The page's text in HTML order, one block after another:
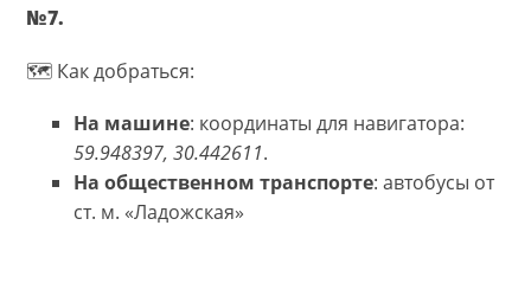
№7.
🗺 Как добраться:
На машине: координаты для навигатора:
59.948397, 30.442611.
На общественном транспорте: автобусы от
ст. м. «Ладожская»